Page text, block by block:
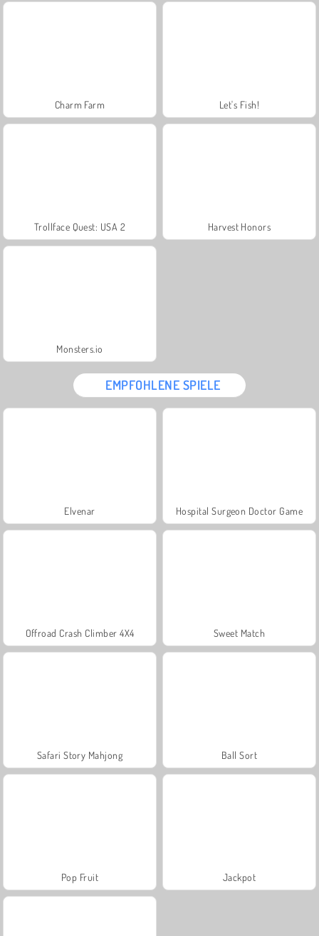
Charm Farm Let's Fish!
Trollface Quest: USA 2 Harvest Honors
Monsters.io
EMPFOHLENE SPIELE
Elvenar Hospital Surgeon Doctor Game
Offroad Crash Climber 4X4 Sweet Match
Safari Story Mahjong Ball Sort
Pop Fruit Jackpot